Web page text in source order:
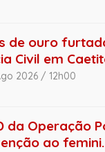
de ouro
Civil em
2026 / 12h00
da Operação
ao